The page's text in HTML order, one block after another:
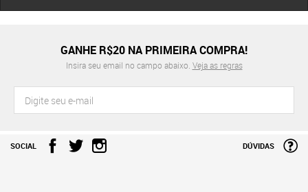
GANHE R$20 NA PRIMEIRA COMPRA!
Insira seu email no campo abaixo. Veja as regras
SOCIAL DÚVIDAS